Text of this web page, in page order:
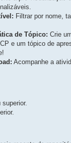
Filtrar por nome,
de Tópico: Crie
e um tópico de
Acompanhe a
superior.